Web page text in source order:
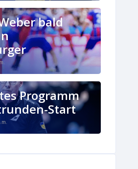
bald
Programm
Start